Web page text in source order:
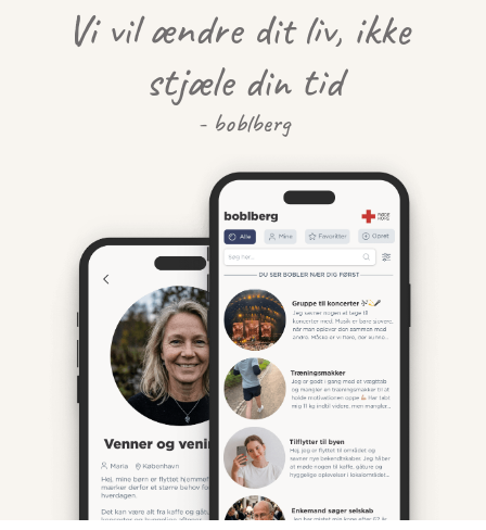
Vi vil ændre dit liv, ikke
stjæle din tid
- boblberg